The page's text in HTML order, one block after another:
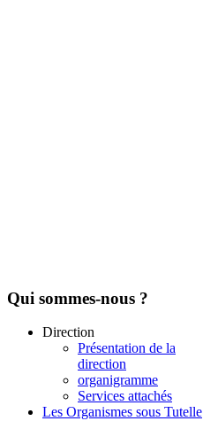
Qui sommes-nous ?
Direction
Présentation de la
direction
organigramme
Services attachés
Les Organismes sous Tutelle